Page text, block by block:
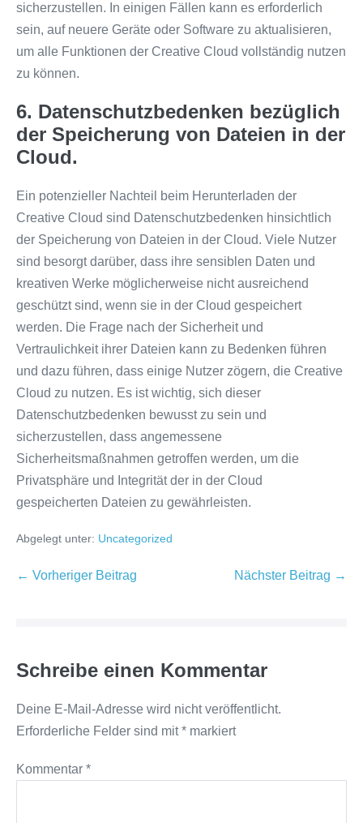
sicherzustellen. In einigen Fällen kann es erforderlich
sein, auf neuere Geräte oder Software zu aktualisieren,
um alle Funktionen der Creative Cloud vollständig nutzen
zu können.
6. Datenschutzbedenken bezüglich
der Speicherung von Dateien in der
Cloud.
Ein potenzieller Nachteil beim Herunterladen der
Creative Cloud sind Datenschutzbedenken hinsichtlich
der Speicherung von Dateien in der Cloud. Viele Nutzer
sind besorgt darüber, dass ihre sensiblen Daten und
kreativen Werke möglicherweise nicht ausreichend
geschützt sind, wenn sie in der Cloud gespeichert
werden. Die Frage nach der Sicherheit und
Vertraulichkeit ihrer Dateien kann zu Bedenken führen
und dazu führen, dass einige Nutzer zögern, die Creative
Cloud zu nutzen. Es ist wichtig, sich dieser
Datenschutzbedenken bewusst zu sein und
sicherzustellen, dass angemessene
Sicherheitsmaßnahmen getroffen werden, um die
Privatsphäre und Integrität der in der Cloud
gespeicherten Dateien zu gewährleisten.
Abgelegt unter: Uncategorized
Beitragsnavigation
← Vorheriger Beitrag Nächster Beitrag →
Schreibe einen Kommentar
Deine E-Mail-Adresse wird nicht veröffentlicht.
Erforderliche Felder sind mit* markiert
Kommentar *